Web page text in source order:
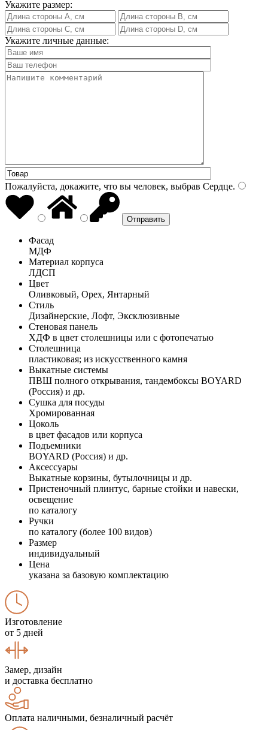
Укажите размер:
Укажите личные данные:
Пожалуйста, докажите, что вы человек, выбрав Сердце.
Фасад
МДФ
Материал корпуса
ЛДСП
Цвет
Оливковый, Орех, Янтарный
Стиль
Дизайнерские, Лофт, Эксклюзивные
Стеновая панель
ХДФ в цвет столешницы или с фотопечатью
Столешница
пластиковая; из искусственного камня
Выкатные системы
ПВШ полного открывания, тандембоксы BOYARD
(Россия) и др.
Сушка для посуды
Хромированная
Цоколь
в цвет фасадов или корпуса
Подъемники
BOYARD (Россия) и др.
Аксессуары
Выкатные корзины, бутылочницы и др.
Пристеночный плинтус, барные стойки и навески,
освещение
по каталогу
Ручки
по каталогу (более 100 видов)
Размер
индивидуальный
Цена
указана за базовую комплектацию
Изготовление
от 5 дней
Замер, дизайн
и доставка бесплатно
Оплата наличными, безналичный расчёт